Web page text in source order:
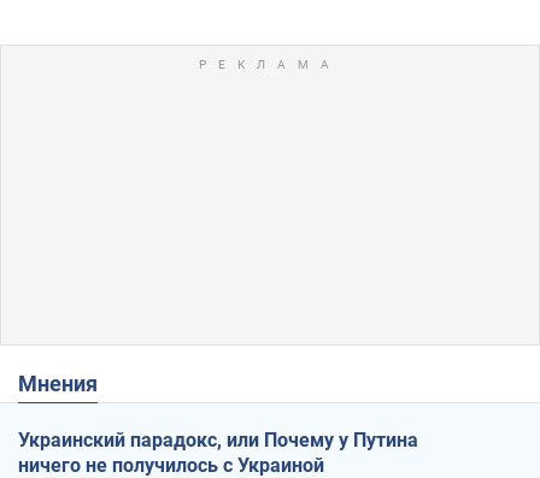
Мнения
Украинский парадокс, или Почему у Путина
ничего не получилось с Украиной